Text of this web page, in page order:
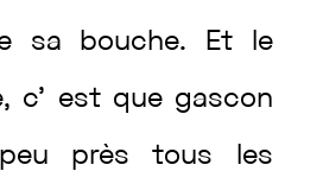
sa bouche. Et le
, c’ est que gascon
peu prèstous les